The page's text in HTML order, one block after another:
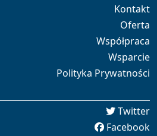
Kontakt
Oferta
Współpraca
Wsparcie
Polityka Prywatności
Twitter
Facebook